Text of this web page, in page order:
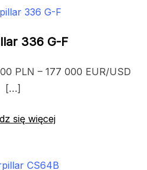
336 G-F
PLN – 177 000 EUR/USD
[…]
się więcej